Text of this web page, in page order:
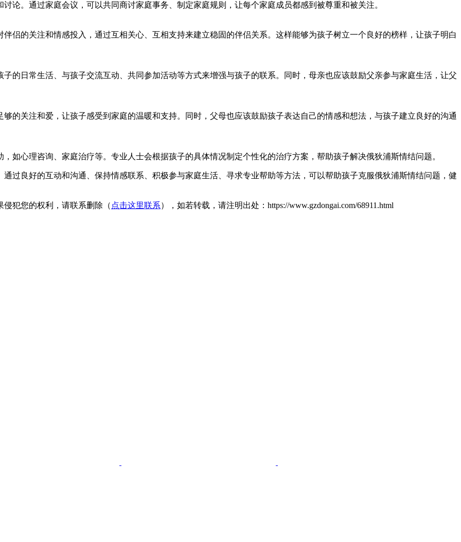
论。通过家庭会议，可以共同商讨家庭事务、制定家庭规则，让每个家庭成员都感到被尊重和被关注。
侣的关注和情感投入，通过互相关心、互相支持来建立稳固的伴侣关系。这样能够为孩子树立一个良好的榜样，让孩子明白
的日常生活、与孩子交流互动、共同参加活动等方式来增强与孩子的联系。同时，母亲也应该鼓励父亲参与家庭生活，让父
的关注和爱，让孩子感受到家庭的温暖和支持。同时，父母也应该鼓励孩子表达自己的情感和想法，与孩子建立良好的沟通
如心理咨询、家庭治疗等。专业人士会根据孩子的具体情况制定个性化的治疗方案，帮助孩子解决俄狄浦斯情结问题。
过良好的互动和沟通、保持情感联系、积极参与家庭生活、寻求专业帮助等方法，可以帮助孩子克服俄狄浦斯情结问题，健
犯您的权利，请联系删除（ 点击这里联系），如若转载，请注明出处：https://www.gzdongai.com/68911.html